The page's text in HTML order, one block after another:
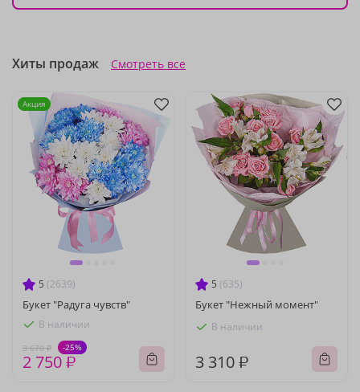
Хиты продаж Смотреть все
5 (2639)
Букет "Радуга чувств"
В наличии
3 670 ₽ -25%
2 750 ₽
Акция
5 (635)
Букет "Нежный момент"
В наличии
3 310 ₽